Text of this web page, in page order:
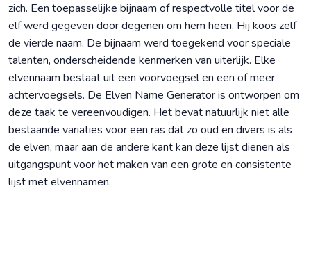
zich. Een toepasselijke bijnaam of respectvolle titel voor de
elf werd gegeven door degenen om hem heen. Hij koos zelf
de vierde naam. De bijnaam werd toegekend voor speciale
talenten, onderscheidende kenmerken van uiterlijk. Elke
elvennaam bestaat uit een voorvoegsel en een of meer
achtervoegsels. De Elven Name Generator is ontworpen om
deze taak te vereenvoudigen. Het bevat natuurlijk niet alle
bestaande variaties voor een ras dat zo oud en divers is als
de elven, maar aan de andere kant kan deze lijst dienen als
uitgangspunt voor het maken van een grote en consistente
lijst met elvennamen.